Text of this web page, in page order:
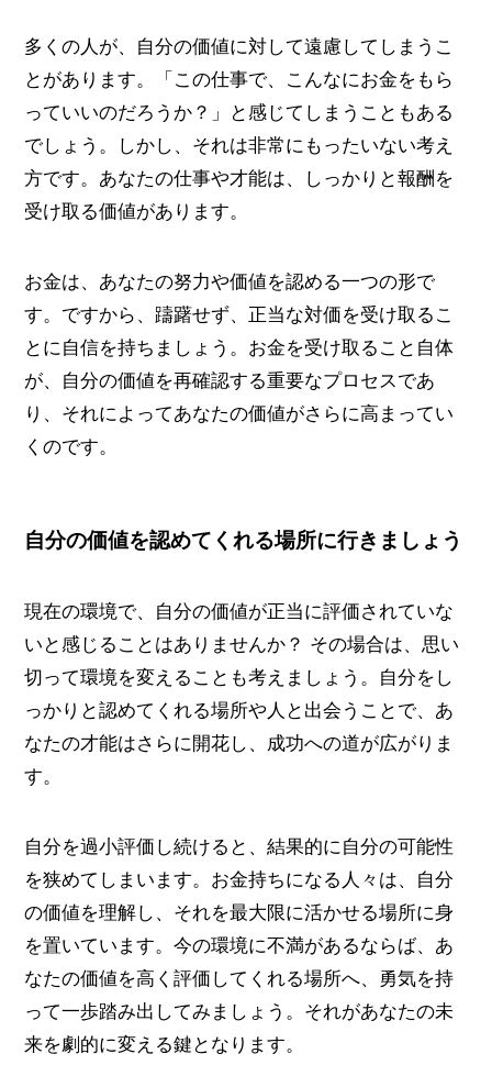
多くの人が、自分の価値に対して遠慮してしまうこ
とがあります。「この仕事で、こんなにお金をもら
っていいのだろうか？」と感じてしまうこともある
でしょう。しかし、それは非常にもったいない考え
方です。あなたの仕事や才能は、しっかりと報酬を
受け取る価値があります。
お金は、あなたの努力や価値を認める一つの形で
す。ですから、躊躇せず、正当な対価を受け取るこ
とに自信を持ちましょう。お金を受け取ること自体
が、自分の価値を再確認する重要なプロセスであ
り、それによってあなたの価値がさらに高まってい
くのです。
自分の価値を認めてくれる場所に行きましょう
現在の環境で、自分の価値が正当に評価されていな
いと感じることはありませんか？ その場合は、思い
切って環境を変えることも考えましょう。自分をし
っかりと認めてくれる場所や人と出会うことで、あ
なたの才能はさらに開花し、成功への道が広がりま
す。
自分を過小評価し続けると、結果的に自分の可能性
を狭めてしまいます。お金持ちになる人々は、自分
の価値を理解し、それを最大限に活かせる場所に身
を置いています。今の環境に不満があるならば、あ
なたの価値を高く評価してくれる場所へ、勇気を持
って一歩踏み出してみましょう。それがあなたの未
来を劇的に変える鍵となります。